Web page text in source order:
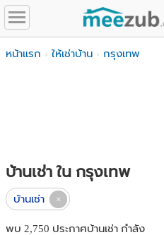
หน้าแรก ให้เช่าบ้าน กรุงเทพ
บ้านเช่า ใน กรุงเทพ
บ้านเช่า
พบ 2,750 ประกาศบ้านเช่า กำลัง